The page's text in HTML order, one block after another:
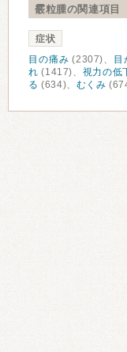
霰粒腫の関連項目
症状
目の痛み (2307)、 目
れ (1417)、 視力の低
る (634)、 むくみ